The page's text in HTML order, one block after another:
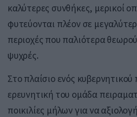
καλύτερες συνθήκες, μερικοί
φυτεύονται πλέον σε
περιοχές που παλιότερα
ψυχρές.
Στο πλαίσιο ενός
ερευνητική του ομάδα
ποικιλίες μήλων για να